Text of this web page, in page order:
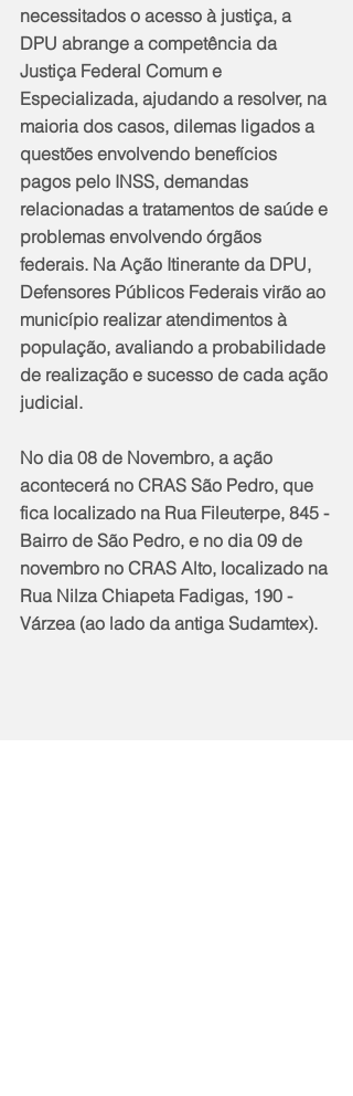
necessitados o acesso à justiça, a
DPU abrange a competência da
Justiça Federal Comum e
Especializada, ajudando a resolver, na
maioria dos casos, dilemas ligados a
questões envolvendo benefícios
pagos pelo INSS, demandas
relacionadas a tratamentos de saúde e
problemas envolvendo órgãos
federais. Na Ação Itinerante da DPU,
Defensores Públicos Federais virão ao
município realizar atendimentos à
população, avaliando a probabilidade
de realização e sucesso de cada ação
judicial.
No dia 08 de Novembro, a ação
acontecerá no CRAS São Pedro, que
fica localizado na Rua Fileuterpe, 845 -
Bairro de São Pedro, e no dia 09 de
novembro no CRAS Alto, localizado na
Rua Nilza Chiapeta Fadigas, 190 -
Várzea (ao lado da antiga Sudamtex).